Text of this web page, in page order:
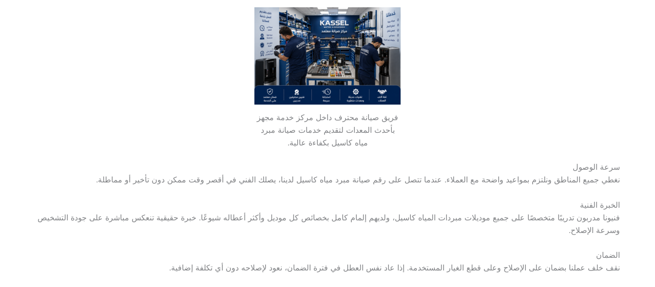
فريق صيانة محترف داخل مركز خدمة مجهز
بأحدث المعدات لتقديم خدمات صيانة مبرد
مياه كاسيل بكفاءة عالية.
سرعة الوصول
نغطي جميع المناطق ونلتزم بمواعيد واضحة مع العملاء. عندما تتصل على رقم صيانة مبرد مياه كاسيل لدينا، يصلك الفني في أقصر وقت ممكن دون تأخير أو مماطلة.
الخبرة الفنية
فنيونا مدربون تدريبًا متخصصًا على جميع موديلات مبردات المياه كاسيل، ولديهم إلمام كامل بخصائص كل موديل وأكثر أعطاله شيوعًا. خبرة حقيقية تنعكس مباشرة على جودة التشخيص
وسرعة الإصلاح.
الضمان
نقف خلف عملنا بضمان على الإصلاح وعلى قطع الغيار المستخدمة. إذا عاد نفس العطل في فترة الضمان، نعود لإصلاحه دون أي تكلفة إضافية.